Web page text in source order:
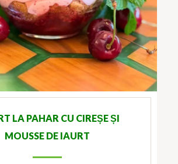
LA PAHAR CU CIREȘE ȘI
MOUSSE DE IAURT